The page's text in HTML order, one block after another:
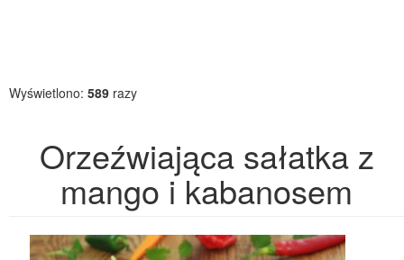
Wyświetlono: 589 razy
Orzeźwiająca sałatka z
mango i kabanosem